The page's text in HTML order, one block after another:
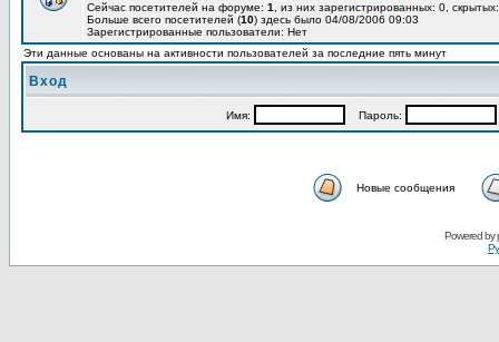
Сейчас посетителей на форуме: 1
, из них зарегистрированных: 0,
Больше всего посетителей (10) здесь было 04/08/2006 09:03
Зарегистрированные пользователи: Нет
Эти данные основаны на активности пользователей за последние пять минут
Вход
Имя: Пароль:
Новые сообщения
Powered by